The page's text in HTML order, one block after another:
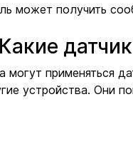
может получить
Какие
применяться
устройства. Они